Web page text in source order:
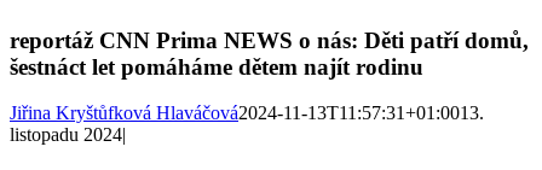
reportáž CNN Prima NEWS o nás: Děti patří domů,
šestnáct let pomáháme dětem najít rodinu
Jiřina Kryštůfková Hlaváčová2024-11-13T11:57:31+01:0013.
listopadu 2024|